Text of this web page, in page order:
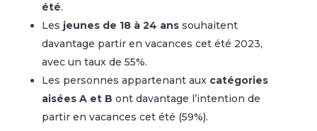
été.
Les jeunes de 18 à 24 anssouhaitent
davantage partir en vacances cet été 2023,
avec un taux de 55%.
Les personnes appartenant aux catégories
aisées A et B ont davantage l’intention de
partir en vacances cet été (59%).